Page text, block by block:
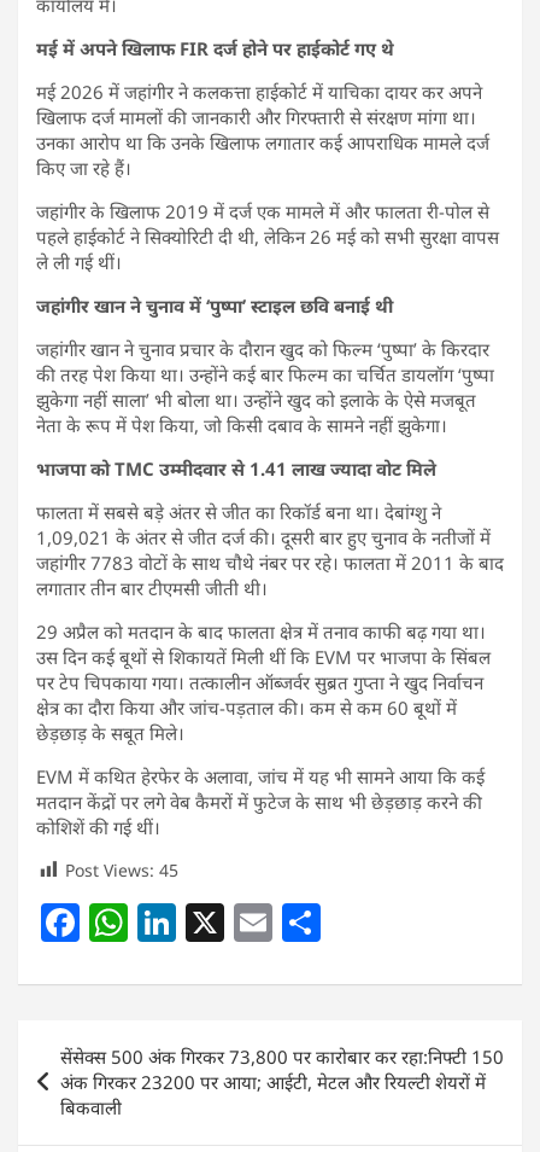
मई में अपने खिलाफ FIR दर्ज होने पर हाईकोर्ट गए थे
मई 2026 में जहांगीर ने कलकत्ता हाईकोर्ट में याचिका दायर कर अपने
खिलाफ दर्ज मामलों की जानकारी और गिरफ्तारी से संरक्षण मांगा था।
उनका आरोप था कि उनके खिलाफ लगातार कई आपराधिक मामले दर्ज
किए जा रहे हैं।
जहांगीर के खिलाफ 2019 में दर्ज एक मामले में और फालता री-पोल से
पहले हाईकोर्ट ने सिक्योरिटी दी थी, लेकिन 26 मई को सभी सुरक्षा वापस
ले ली गई थीं।
जहांगीर खान ने चुनाव में ‘पुष्पा’ स्टाइल छवि बनाई थी
जहांगीर खान ने चुनाव प्रचार के दौरान खुद को फिल्म ‘पुष्पा’ के किरदार
की तरह पेश किया था। उन्होंने कई बार फिल्म का चर्चित डायलॉग ‘पुष्पा
झुकेगा नहीं साला’ भी बोला था। उन्होंने खुद को इलाके के ऐसे मजबूत
नेता के रूप में पेश किया, जो किसी दबाव के सामने नहीं झुकेगा।
भाजपा को TMC उम्मीदवार से 1.41 लाख ज्यादा वोट मिले
फालता में सबसे बड़े अंतर से जीत का रिकॉर्ड बना था। देबांग्शु ने
1,09,021 के अंतर से जीत दर्ज की। दूसरी बार हुए चुनाव के नतीजों में
जहांगीर 7783 वोटों के साथ चौथे नंबर पर रहे। फालता में 2011 के बाद
लगातार तीन बार टीएमसी जीती थी।
29 अप्रैल को मतदान के बाद फालता क्षेत्र में तनाव काफी बढ़ गया था।
उस दिन कई बूथों से शिकायतें मिली थीं कि EVM पर भाजपा के सिंबल
पर टेप चिपकाया गया। तत्कालीन ऑब्जर्वर सुब्रत गुप्ता ने खुद निर्वाचन
क्षेत्र का दौरा किया और जांच-पड़ताल की। कम से कम 60 बूथों में
छेड़छाड़ के सबूत मिले।
EVM में कथित हेरफेर के अलावा, जांच में यह भी सामने आया कि कई
मतदान केंद्रों पर लगे वेब कैमरों में फुटेज के साथ भी छेड़छाड़ करने की
कोशिशें की गई थीं।
Post Views: 45
F
c
e
b
o
W
at
s
A
Li
k
e
dI
X E
ai
l
ar
e
Post
navigation
सेंसेक्स 500 अंक गिरकर 73,800 पर कारोबार कर रहा:निफ्टी 150
अंक गिरकर 23200 पर आया; आईटी, मेटल और रियल्टी शेयरों में
बिकवाली